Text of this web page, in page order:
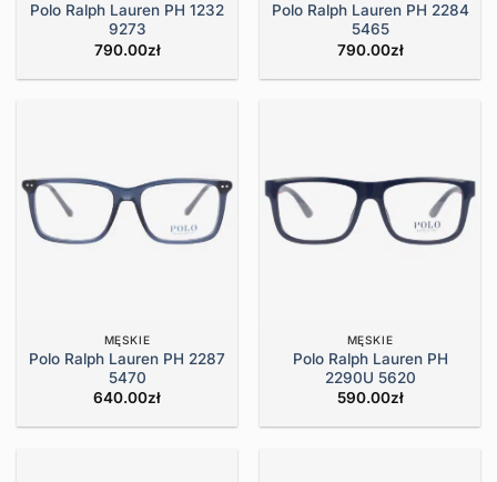
Polo Ralph Lauren PH 1232
9273
790.00zł
Polo Ralph Lauren PH 2284
5465
790.00zł
MĘSKIE
Polo Ralph Lauren PH 2287
5470
640.00zł
MĘSKIE
Polo Ralph Lauren PH
2290U 5620
590.00zł